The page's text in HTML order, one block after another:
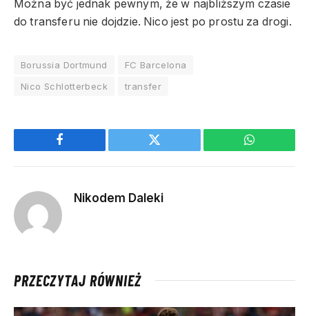
Można być jednak pewnym, że w najbliższym czasie
do transferu nie dojdzie. Nico jest po prostu za drogi.
Borussia Dortmund
FC Barcelona
Nico Schlotterbeck
transfer
Facebook Twitter WhatsApp
Nikodem Daleki
PRZECZYTAJ RÓWNIEŻ